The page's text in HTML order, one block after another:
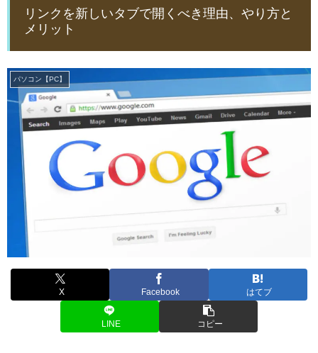
リンクを新しいタブで開くべき理由、やり方と
メリット
パソコン【PC】
X Facebook はてブ
LINE コピー